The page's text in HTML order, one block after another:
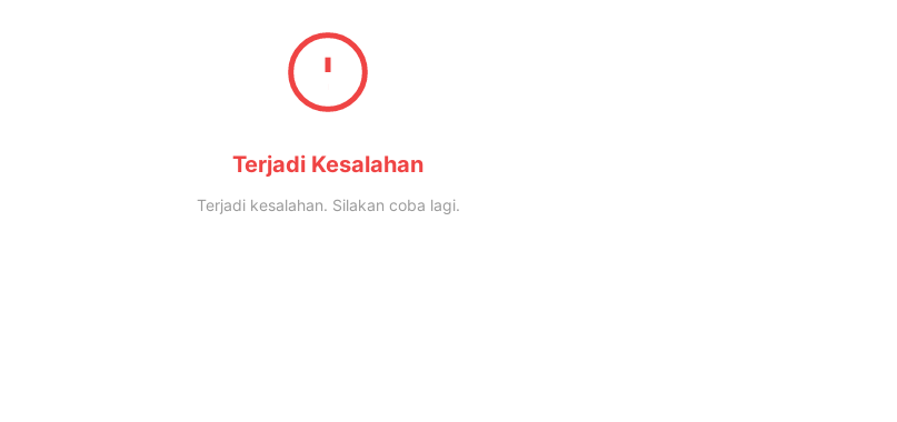
Terjadi Kesalahan
Terjadi kesalahan. Silakan coba lagi.